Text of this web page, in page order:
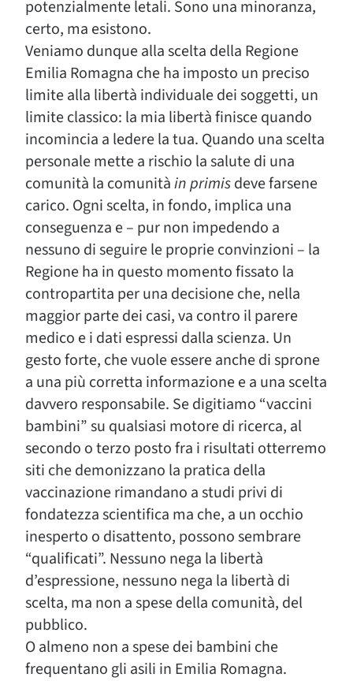
potenzialmente letali. Sono una minoranza,
certo, ma esistono.
Veniamo dunque alla scelta della Regione
Emilia Romagna che ha imposto un preciso
limite alla libertà individuale dei soggetti, un
limite classico: la mia libertà finisce quando
incomincia a ledere la tua. Quando una scelta
personale mette a rischio la salute di una
comunità la comunitàin primisdeve farsene
carico. Ogni scelta, in fondo, implica una
conseguenza e – pur non impedendo a
nessuno di seguire le proprie convinzioni – la
Regione ha in questo momento fissato la
contropartita per una decisione che, nella
maggior parte dei casi, va contro il parere
medico e i dati espressi dalla scienza. Un
gesto forte, che vuole essere anche di sprone
a una più corretta informazione e a una scelta
davvero responsabile. Se digitiamo “vaccini
bambini” su qualsiasi motore di ricerca, al
secondo o terzo posto fra i risultati otterremo
siti che demonizzano la pratica della
vaccinazione rimandano a studi privi di
fondatezza scientifica ma che, a un occhio
inesperto o disattento, possono sembrare
“qualificati”. Nessuno nega la libertà
d’espressione, nessuno nega la libertà di
scelta, ma non a spese della comunità, del
pubblico.
O almeno non a spese dei bambini che
frequentano gli asili in Emilia Romagna.